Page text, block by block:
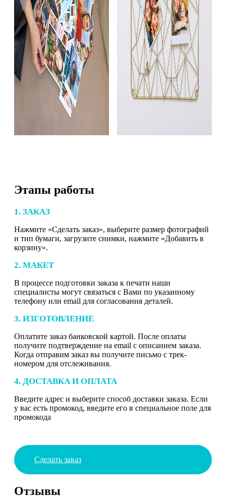
Этапы работы
1. ЗАКАЗ
Нажмите «Сделать заказ», выберите размер фотографий
и тип бумаги, загрузите снимки, нажмите «Добавить в
корзину».
2. МАКЕТ
В процессе подготовки заказа к печати наши
специалисты могут связаться с Вами по указанному
телефону или email для согласования деталей.
3. ИЗГОТОВЛЕНИЕ
Оплатите заказ банковской картой. После оплаты
получите подтверждение на email с описанием заказа.
Когда отправим заказ вы получите письмо с трек-
номером для отслеживания.
4. ДОСТАВКА И ОПЛАТА
Введите адрес и выберите способ доставки заказа. Если
у вас есть промокод, введите его в специальное поле для
промокода
Сделать заказ
Отзывы